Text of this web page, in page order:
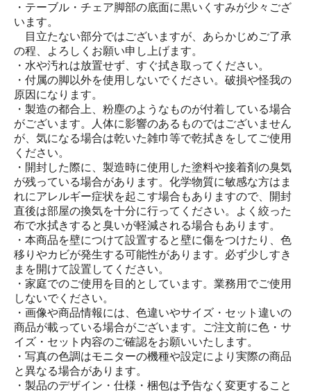
・テーブル・チェア脚部の底面に黒いくすみが少々ござ
います。
目立たない部分ではございますが、あらかじめご了承
の程、よろしくお願い申し上げます。
・水や汚れは放置せず、すぐ拭き取ってください。
・付属の脚以外を使用しないでください。破損や怪我の
原因になります。
・製造の都合上、粉塵のようなものが付着している場合
がございます。人体に影響のあるものではございません
が、気になる場合は乾いた雑巾等で乾拭きをしてご使用
ください。
・開封した際に、製造時に使用した塗料や接着剤の臭気
が残っている場合があります。化学物質に敏感な方はま
れにアレルギー症状を起こす場合もありますので、開封
直後は部屋の換気を十分に行ってください。よく絞った
布で水拭きすると臭いが軽減される場合もあります。
・本商品を壁につけて設置すると壁に傷をつけたり、色
移りやカビが発生する可能性があります。必ず少しすき
まを開けて設置してください。
・家庭でのご使用を目的としています。業務用でご使用
しないでください。
・画像や商品情報には、色違いやサイズ・セット違いの
商品が載っている場合がございます。ご注文前に色・サ
イズ・セット内容のご確認をお願いいたします。
・写真の色調はモニターの機種や設定により実際の商品
と異なる場合があります。
・製品のデザイン・仕様・梱包は予告なく変更すること